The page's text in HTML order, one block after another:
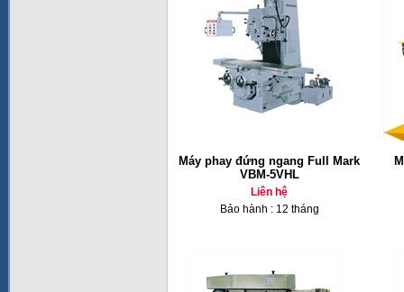
Máy phay đứng ngang Full Mark
VBM-5VHL
Liên hệ
Bảo hành : 12 tháng